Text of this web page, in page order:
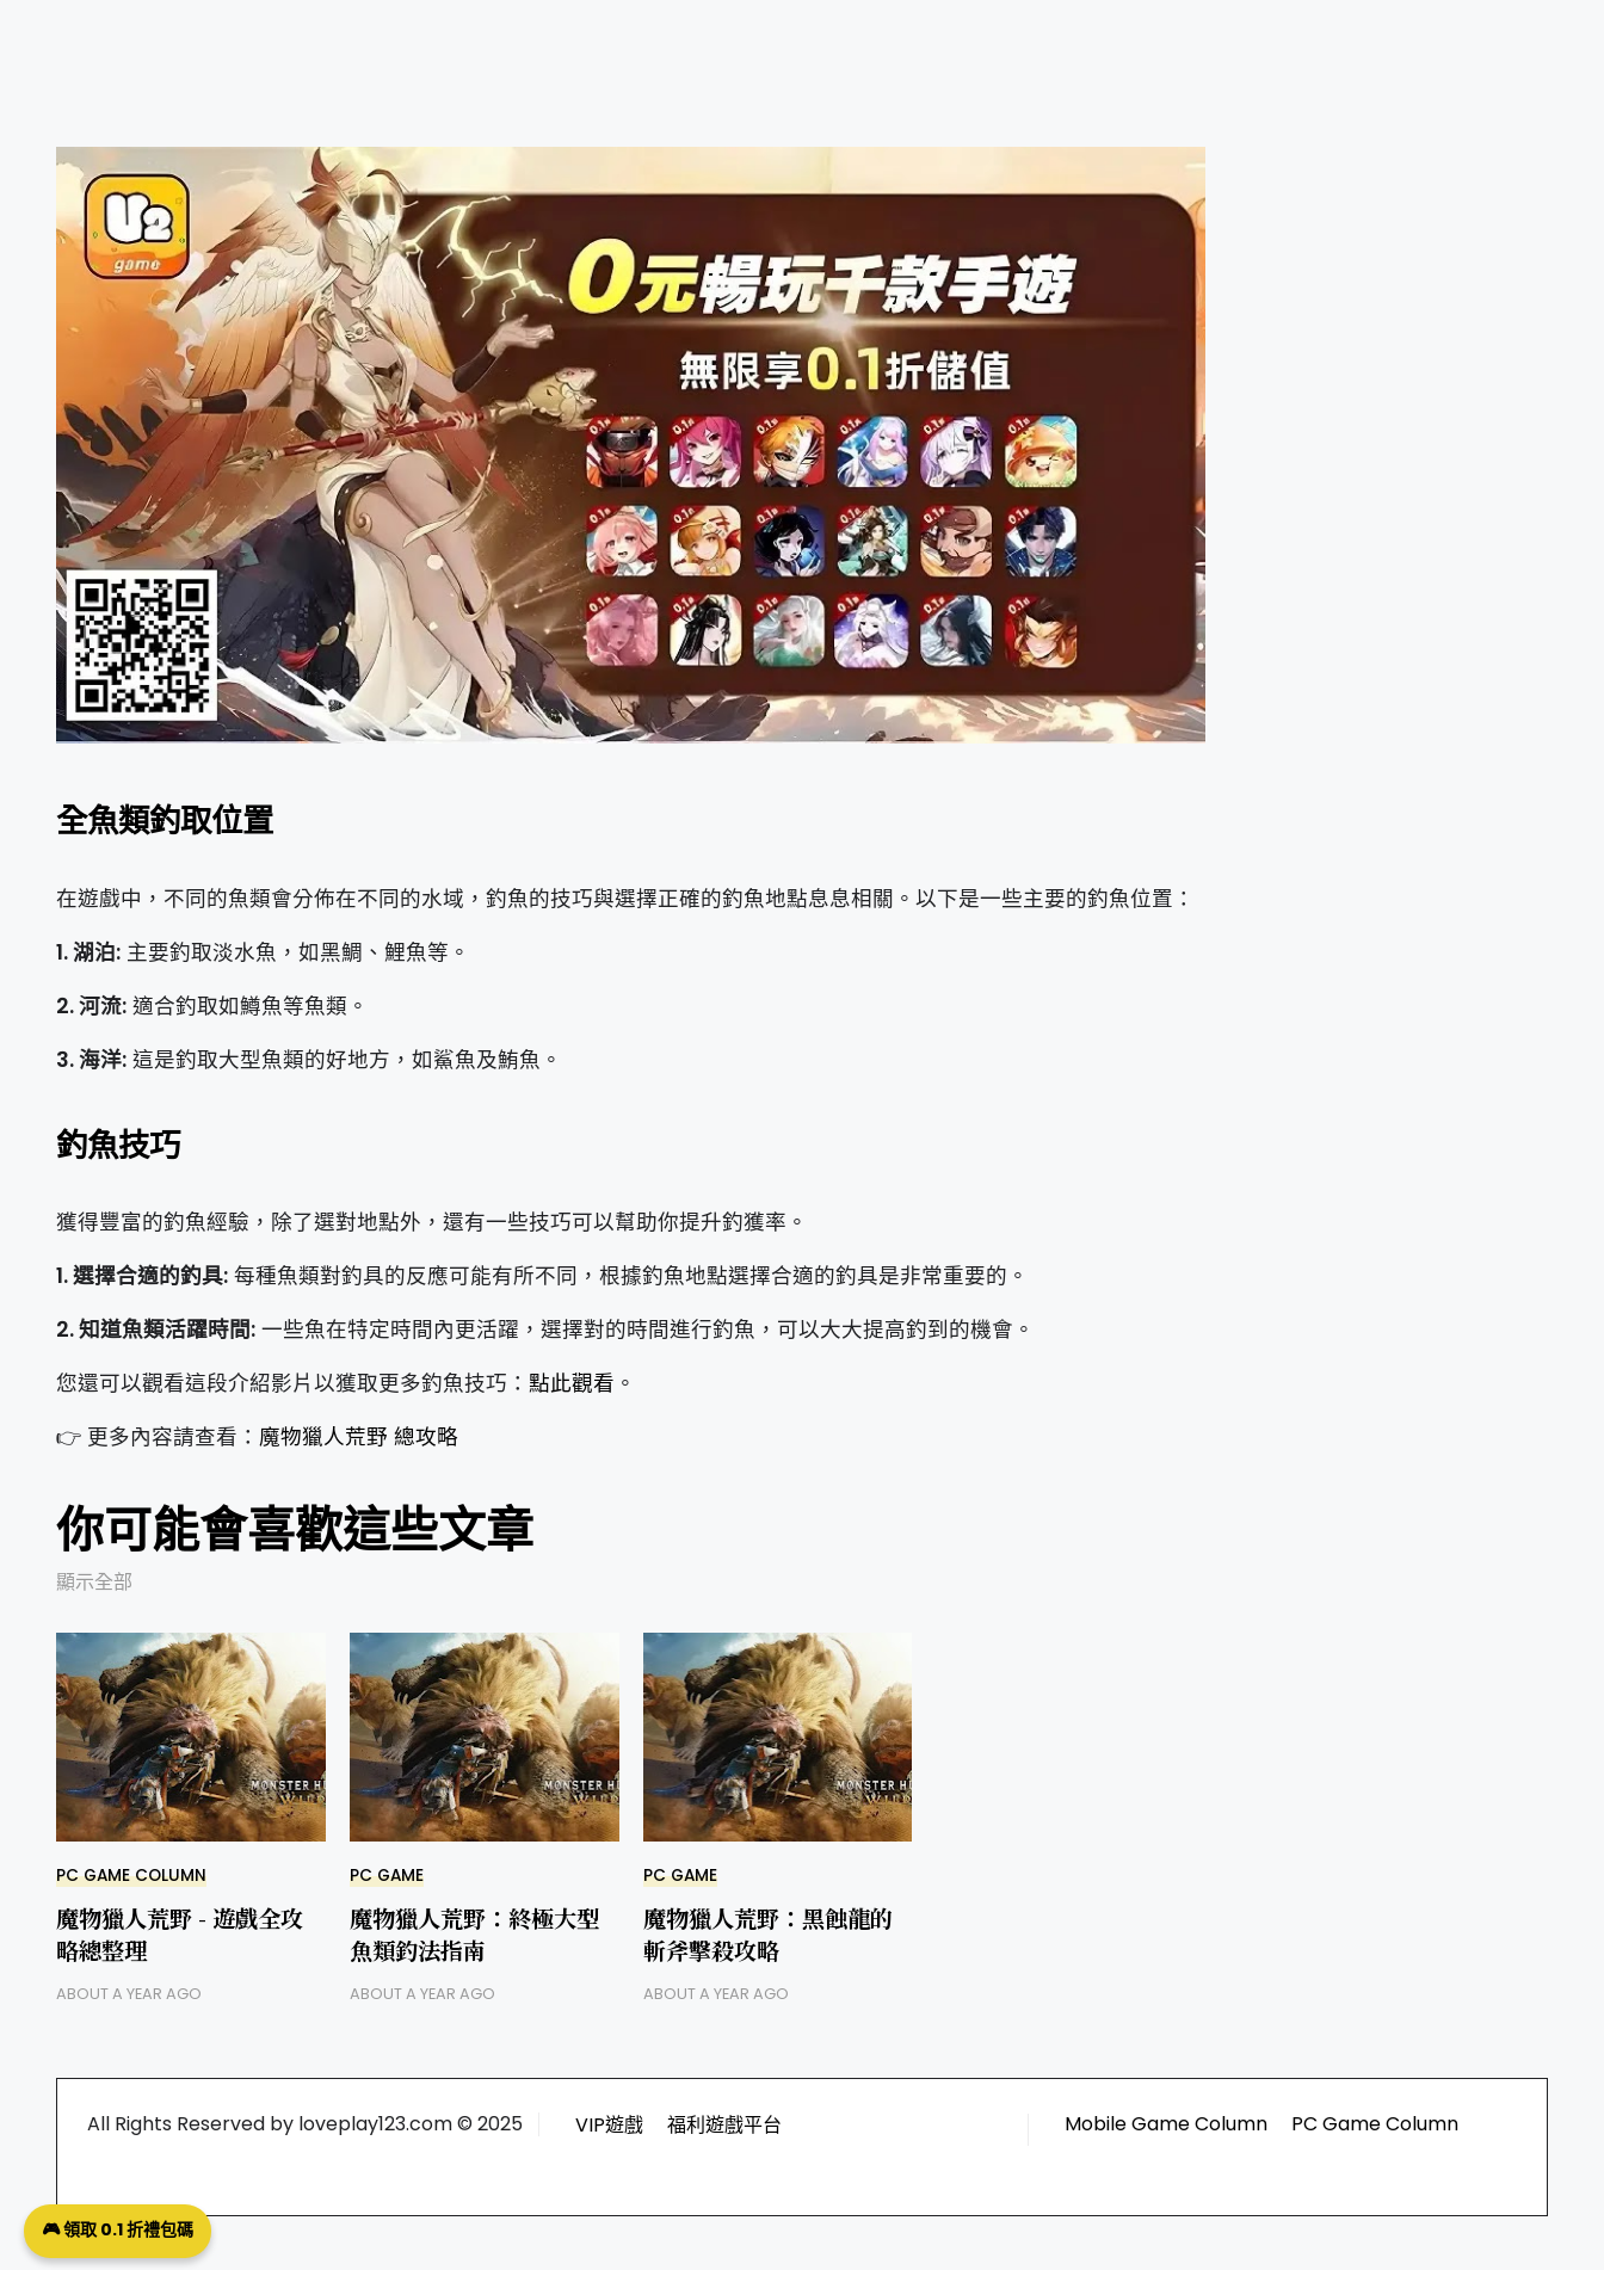
全魚類釣取位置
在遊戲中，不同的魚類會分佈在不同的水域，釣魚的技巧與選擇正確的釣魚地點息息相關。以下是一些主要的釣魚位置：
1. 湖泊: 主要釣取淡水魚，如黑鯛、鯉魚等。
2. 河流: 適合釣取如鱒魚等魚類。
3. 海洋: 這是釣取大型魚類的好地方，如鯊魚及鮪魚。
釣魚技巧
獲得豐富的釣魚經驗，除了選對地點外，還有一些技巧可以幫助你提升釣獲率。
1. 選擇合適的釣具: 每種魚類對釣具的反應可能有所不同，根據釣魚地點選擇合適的釣具是非常重要的。
2. 知道魚類活躍時間: 一些魚在特定時間內更活躍，選擇對的時間進行釣魚，可以大大提高釣到的機會。
您還可以觀看這段介紹影片以獲取更多釣魚技巧： 點此觀看 。
👉 更多內容請查看： 魔物獵人荒野 總攻略
你可能會喜歡這些文章
顯示全部
PC GAME COLUMN
魔物獵人荒野 - 遊戲全攻
略總整理
ABOUT A YEAR AGO
PC GAME
魔物獵人荒野：終極大型
魚類釣法指南
ABOUT A YEAR AGO
PC GAME
魔物獵人荒野：黑蝕龍的
斬斧擊殺攻略
ABOUT A YEAR AGO
All Rights Reserved by loveplay123.com © 2025 VIP遊戲 福利遊戲平台 Mobile Game Column PC Game Column
🎮 領取 0.1 折禮包碼